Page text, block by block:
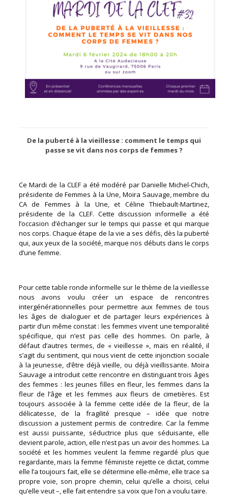
De la puberté à la vieillesse : comment le temps qui
passe se vit dans nos corps de femmes ?
Ce Mardi de la CLEF a été modéré par Danielle Michel-Chich,
présidente de Femmes à la Une, Moira Sauvage, membre du
CA de Femmes à la Une, et Céline Thiebault-Martinez,
présidente de la CLEF. Cette discussion informelle a été
l’occasion d’échanger sur le temps qui passe et qui marque
nos corps. Chaque étape de la vie a ses défis, dès la puberté
qui, aux yeux de la société, marque nos débuts dans le corps
d’une femme.
Pour cette table ronde informelle sur le thème de la vieillesse
nous avons voulu créer un espace de rencontres
intergénérationnelles pour permettre aux femmes de tous
les âges de dialoguer et de partager leurs expériences à
partir d’un même constat : les femmes vivent une temporalité
spécifique, qui n’est pas celle des hommes. On parle, à
défaut d’autres termes, de « vieillesse », mais en réalité, il
s’agit du sentiment, qui nous vient de cette injonction sociale
à la jeunesse, d’être déjà vieille, ou déjà vieillissante. Moïra
Sauvage a introduit cette rencontre en distinguant trois âges
des femmes : les jeunes filles en fleur, les femmes dans la
fleur de l’âge et les femmes aux fleurs de cimetières. Est
toujours associée à la femme cette idée de la fleur, de la
délicatesse, de la fragilité presque – idée que notre
discussion a justement permis de contredire. Car la femme
est aussi puissante, séductrice plus que séduisante, elle
devient parole, action, elle n’est pas un avoir des hommes. La
société et les hommes veulent la femme regardé plus que
regardante, mais la femme féministe rejette ce dictat, comme
elle l’a toujours fait, elle se détermine elle-même, elle trace sa
propre voie, son propre chemin, celui qu’elle a choisi, celui
qu’elle veut –, elle fait entendre sa voix que l’on a voulu taire.